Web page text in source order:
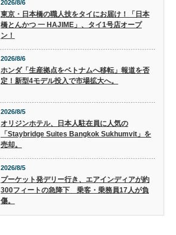
2026/8/6
東京・日本橋の職人技をタイにお届け！「日本
橋とんかつ 一 HAJIME」、タイ1号店オープ
ン！
2026/8/6
ホンダ「生産拠点をベトナムへ移転」報道を否
定！新型4モデル投入で市場拡大へ。
2026/8/5
オリジンホテル、日本人駐在員に人気の
「Staybridge Suites Bangkok Sukhumvit」を
売却。
2026/8/5
プーケット発デリー行き、エアインディアが約
300フィートの急降下 乗客・乗務員17人が負
傷。